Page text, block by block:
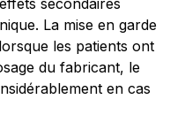
secondaires
La mise en garde
les patients ont
du fabricant, le
en cas